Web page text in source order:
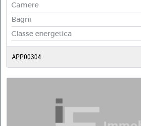
Camere
Bagni
Classe energetica
APP00304